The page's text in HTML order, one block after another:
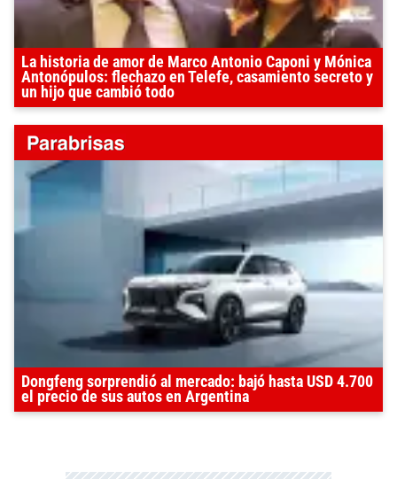
La historia de amor de Marco Antonio Caponi y Mónica
Antonópulos: flechazo en Telefe, casamiento secreto y
un hijo que cambió todo
Dongfeng sorprendió al mercado: bajó hasta USD 4.700
el precio de sus autos en Argentina